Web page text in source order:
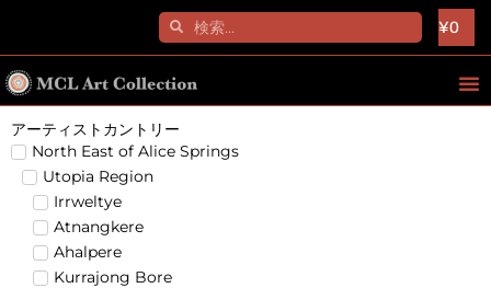
¥0
アーティストカントリー
North East of Alice Springs
Utopia Region
Irrweltye
Atnangkere
Ahalpere
Kurrajong Bore